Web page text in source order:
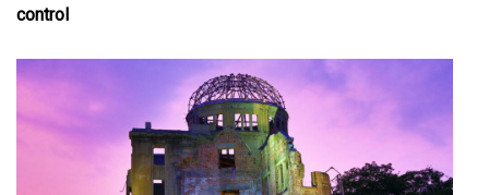
control